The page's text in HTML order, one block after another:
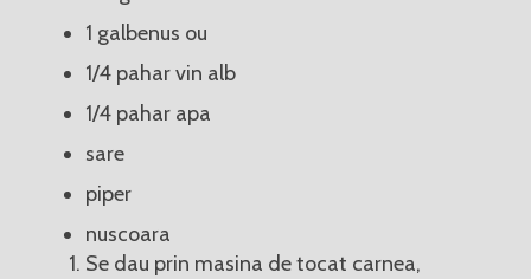
1 galbenus ou
1/4 pahar vin alb
1/4 pahar apa
sare
piper
nuscoara
Se dau prin masina de tocat carnea,